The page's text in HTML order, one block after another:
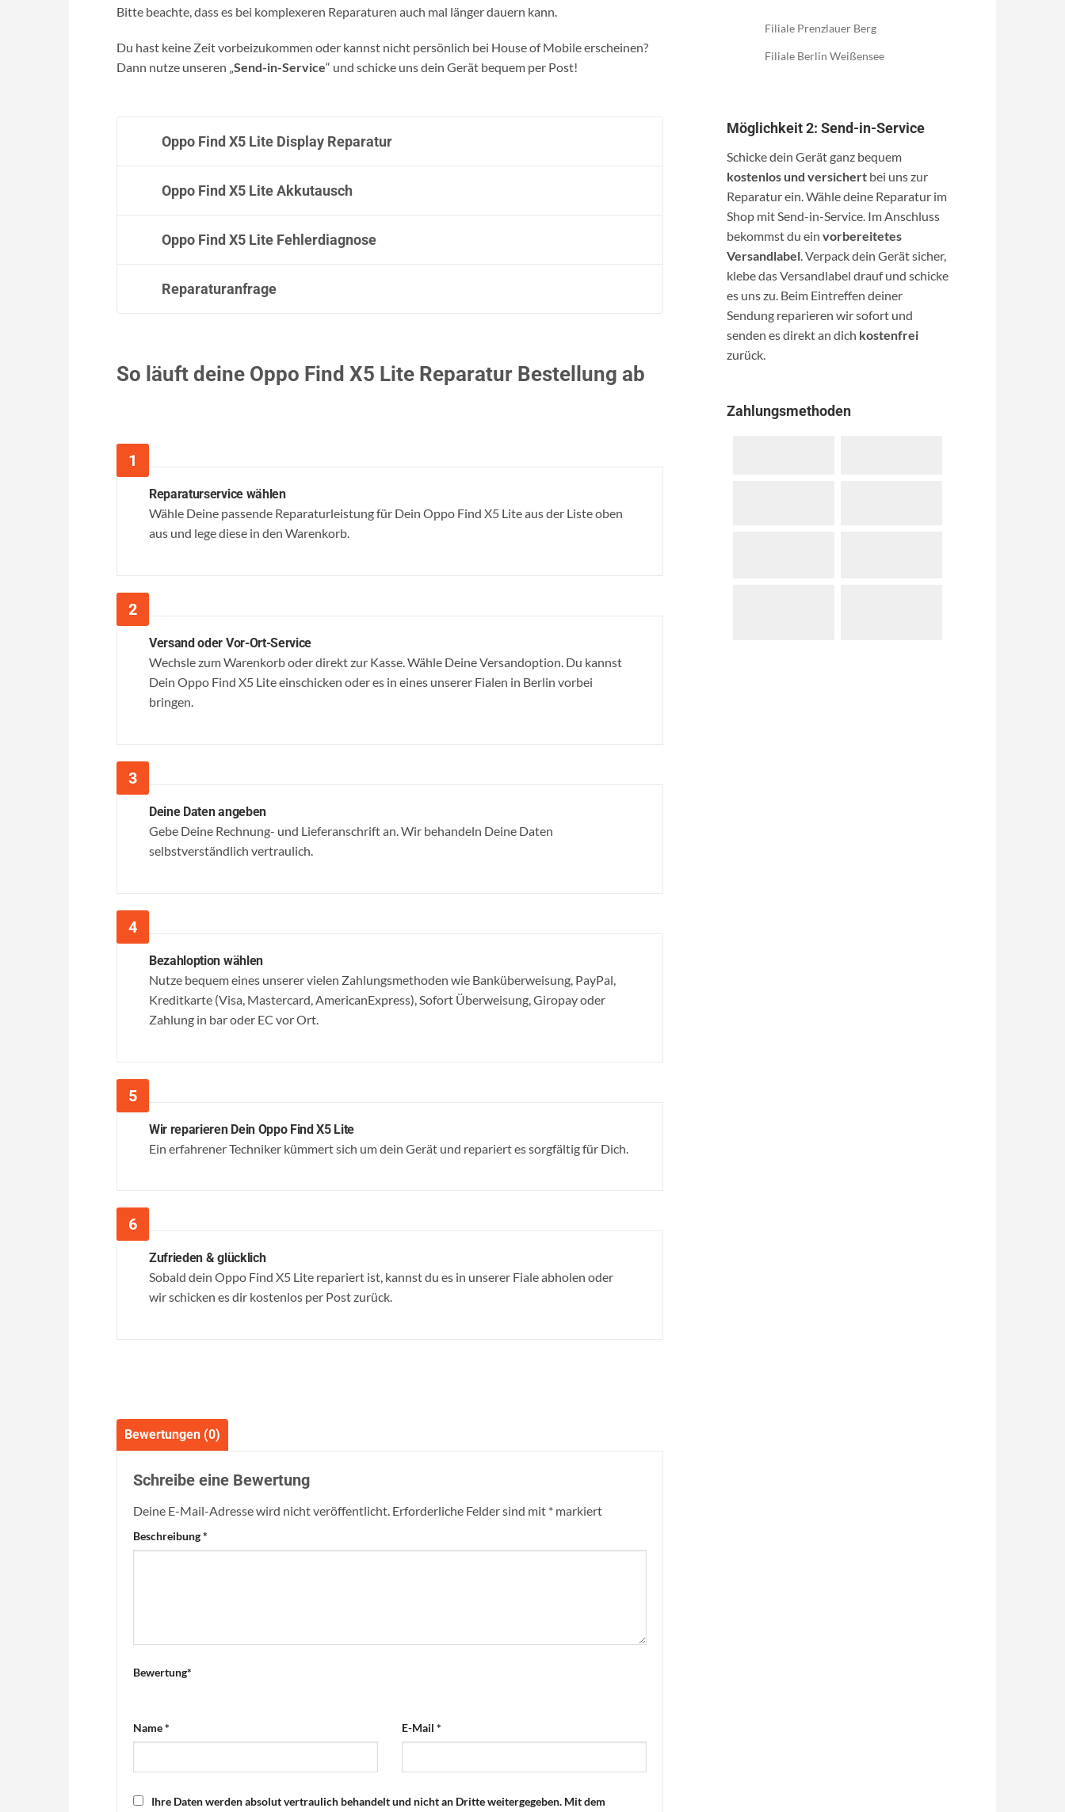
Bitte beachte, dass es bei komplexeren Reparaturen auch mal länger dauern kann.
Du hast keine Zeit vorbeizukommen oder kannst nicht persönlich bei House of Mobile erscheinen?
Dann nutze unseren „Send-in-Service“ und schicke uns dein Gerät bequem per Post!
Oppo Find X5 Lite Display Reparatur
Oppo Find X5 Lite Akkutausch
Oppo Find X5 Lite Fehlerdiagnose
Reparaturanfrage
So läuft deine Oppo Find X5 Lite Reparatur Bestellung ab
Reparaturservice wählen
Wähle Deine passende Reparaturleistung für Dein Oppo Find X5 Lite aus der Liste oben
aus und lege diese in den Warenkorb.
Versand oder Vor-Ort-Service
Wechsle zum Warenkorb oder direkt zur Kasse. Wähle Deine Versandoption. Du kannst
Dein Oppo Find X5 Lite einschicken oder es in eines unserer Fialen in Berlin vorbei
bringen.
Deine Daten angeben
Gebe Deine Rechnung- und Lieferanschrift an. Wir behandeln Deine Daten
selbstverständlich vertraulich.
Bezahloption wählen
Nutze bequem eines unserer vielen Zahlungsmethoden wie Banküberweisung, PayPal,
Kreditkarte (Visa, Mastercard, AmericanExpress), Sofort Überweisung, Giropay oder
Zahlung in bar oder EC vor Ort.
Wir reparieren Dein Oppo Find X5 Lite
Ein erfahrener Techniker kümmert sich um dein Gerät und repariert es sorgfältig für Dich.
Zufrieden & glücklich
Sobald dein Oppo Find X5 Lite repariert ist, kannst du es in unserer Fiale abholen oder
wir schicken es dir kostenlos per Post zurück.
Bewertungen (0)
Schreibe eine Bewertung
Deine E-Mail-Adresse wird nicht veröffentlicht. Erforderliche Felder sind mit * markiert
Beschreibung*
Bewertung*
Name* E-Mail *
Ihre Daten werden absolut vertraulich behandelt und nicht an Dritte weitergegeben. Mit dem
Filiale Prenzlauer Berg
Filiale Berlin Weißensee
Möglichkeit 2: Send-in-Service
Schicke dein Gerät ganz bequem
kostenlos und versichert bei uns zur
Reparatur ein. Wähle deine Reparatur im
Shop mit Send-in-Service. Im Anschluss
bekommst du ein vorbereitetes
Versandlabel . Verpack dein Gerät sicher,
klebe das Versandlabel drauf und schicke
es uns zu. Beim Eintreffen deiner
Sendung reparieren wir sofort und
senden es direkt an dich kostenfrei
zurück.
Zahlungsmethoden